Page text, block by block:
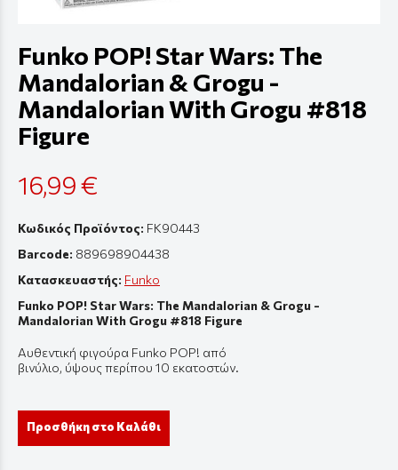
Funko POP! Star Wars: The
Mandalorian & Grogu -
Mandalorian With Grogu #818
Figure
16,99 €
Κωδικός Προϊόντος: FK90443
Barcode: 889698904438
Κατασκευαστής: Funko
Funko POP! Star Wars: The Mandalorian & Grogu -
Mandalorian With Grogu #818 Figure
Αυθεντική φιγούρα Funko POP! από
βινύλιο, ύψουςπερίπου 10 εκατοστών.
Προσθήκη στο Καλάθι